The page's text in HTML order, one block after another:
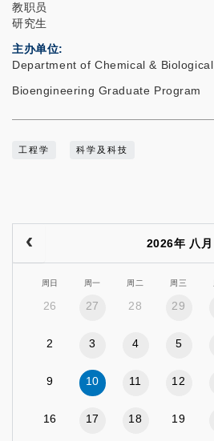
教职员
研究生
主办单位
Department of Chemical &
Bioengineering Graduate Program
工程学 科学及科技
2026年 八月
周日 周一 周二 周三
26 27 28 29
2 3 4 5
9 10 11 12
16 17 18 19